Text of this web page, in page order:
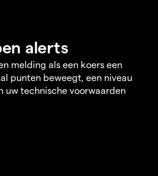
alerts
melding als een koers een
punten beweegt, een niveau
uw technische voorwaarden